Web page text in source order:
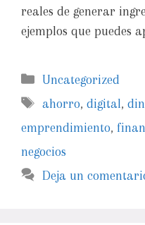
reales de generar
ejemplos que puedes
Uncategorized
ahorro,digital,
emprendimiento,
negocios
Deja un